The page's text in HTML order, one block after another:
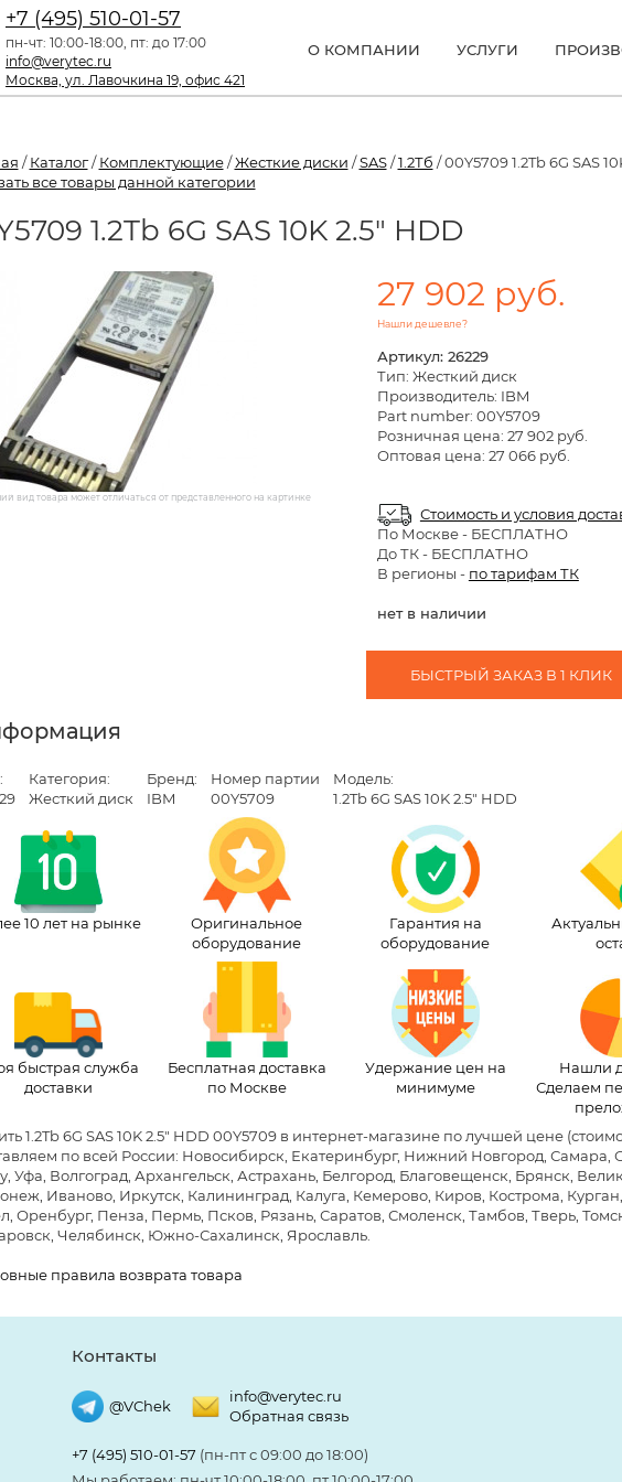
+7 (495) 510-01-57
пн-чт: 10:00-18:00, пт: до 17:00
info@verytec.ru
Москва, ул. Лавочкина 19, офис 421
О КОМПАНИИ УСЛУГИ
/Каталог/Комплектующие/Жесткие диски /SAS/1.2Тб / 00Y5709 1.2Tb 6G SAS
все товары данной категории
1.2Tb 6G SAS 10K 2.5" HDD
вид товара может отличаться от представленного на картинке
27 902 руб.
Нашли дешевле?
Артикул: 26229
Тип: Жесткий диск
Производитель: IBM
Part number: 00Y5709
Розничная цена: 27 902 руб.
Оптовая цена: 27 066 руб.
Стоимость и условия
По Москве- БЕСПЛАТНО
До ТК - БЕСПЛАТНО
В регионы - по тарифам ТК
нет в наличии
БЫСТРЫЙ ЗАКАЗ В 1 КЛИК
Категория:
Жесткий диск
Бренд:
IBM
Номер партии
00Y5709
Модель:
1.2Tb 6G SAS 10K 2.5" HDD
10 лет на рынке
Оригинальное
оборудование
Гарантия на
оборудование
быстрая служба
доставки
Бесплатная доставка
по Москве
Удержание цен на
минимуме
Нашли
Сделаем
1.2Tb 6G SAS 10K 2.5" HDD 00Y5709 в интернет-магазине по лучшей цене
по всей России: Новосибирск, Екатеринбург, Нижний Новгород, Самара,
Уфа, Волгоград, Архангельск, Астрахань, Белгород, Благовещенск, Брянск,
Иваново, Иркутск, Калининград, Калуга, Кемерово, Киров, Кострома,
Оренбург, Пенза, Пермь, Псков, Рязань, Саратов, Смоленск, Тамбов, Тверь,
Челябинск, Южно-Сахалинск, Ярославль.
правила возврата товара
Контакты
@VChek
info@verytec.ru
Обратная связь
+7 (495) 510-01-57 (пн-пт с 09:00 до 18:00)